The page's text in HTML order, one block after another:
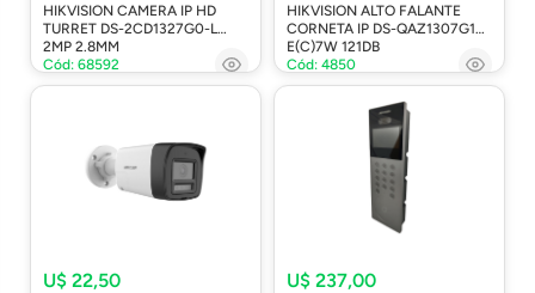
HIKVISION CAMERA IP HD
TURRET DS-2CD1327G0-L
2MP 2.8MM
Cód: 68592
HIKVISION ALTO FALANTE
CORNETA IP DS-QAZ1307G1T-
E(C)7W 121DB
Cód: 4850
U$ 22,50 U$ 237,00